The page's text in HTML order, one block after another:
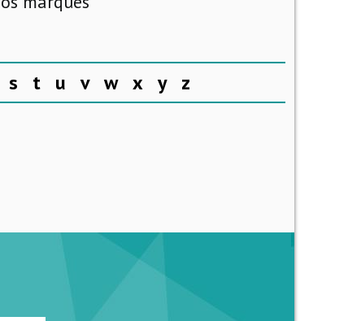
s t u v w x y z